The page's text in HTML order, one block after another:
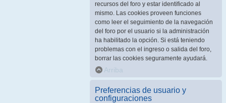
recursos del foro y estar identificado al
mismo. Las cookies proveen funciones
como leer el seguimiento de la navegación
del foro por el usuario si la administración
ha habilitado la opción. Si está teniendo
problemas con el ingreso o salida del foro,
borrar las cookies seguramente ayudará.
Arriba
Preferencias de usuario y
configuraciones